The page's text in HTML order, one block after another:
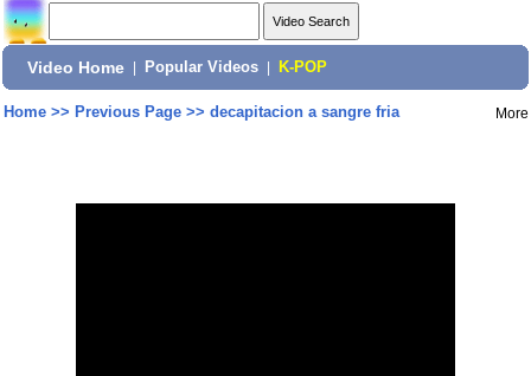
Video Home Popular Videos K-POP
Home>> Previous Page>> decapitacion a sangre fria More